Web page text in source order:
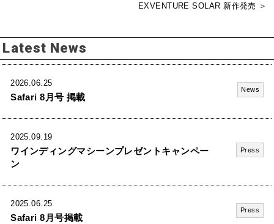
EXVENTURE SOLAR 新作発売 ＞
Latest News
2026.06.25
Safari 8月号 掲載
News
2025.09.19
ワインディングマシーンプレゼントキャンペー
ン
Press
2025.06.25
Safari 8月号掲載
Press